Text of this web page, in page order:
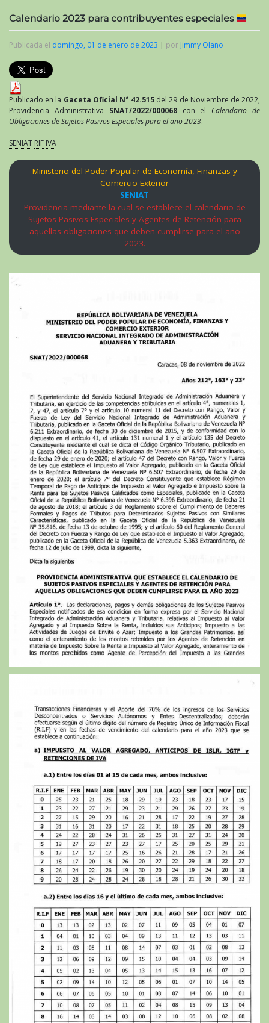
Calendario 2023 para contribuyentes especiales
Publicada el domingo, 01 de enero de 2023 | por Jimmy Olano
Publicado en la Gaceta Oficial N° 42.515 del 29 de Noviembre de 2022,
Providencia Administrativa SNAT/2022/000068con el Calendario de
Obligaciones de Sujetos Pasivos Especiales para el año 2023.
SENIAT RIF IVA
Ministerio del Poder Popular de Economía, Finanzas y
Comercio Exterior
SENIAT
Providencia mediante la cual se establece el calendario de
Sujetos Pasivos Especiales y Agentes de Retención para
aquellas obligaciones que deben cumplirse para el año
2023.